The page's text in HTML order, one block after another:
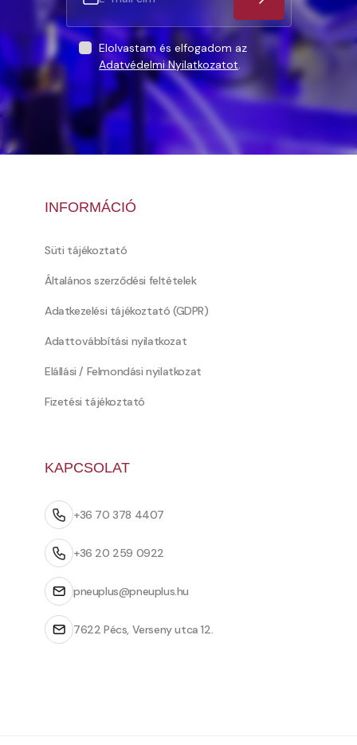
Elolvastam és elfogadom az
Adatvédelmi Nyilatkozatot.
INFORMÁCIÓ
Süti tájékoztató
Általános szerződési feltételek
Adatkezelési tájékoztató (GDPR)
Adattovábbítási nyilatkozat
Elállási / Felmondási nyilatkozat
Fizetési tájékoztató
KAPCSOLAT
+36 70 378 4407
+36 20 259 0922
pneuplus@pneuplus.hu
7622 Pécs, Verseny utca 12.